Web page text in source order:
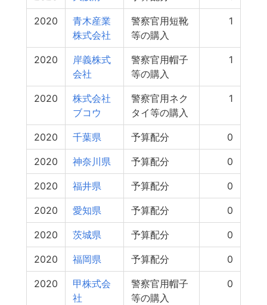
2020
青木産業
株式会社
警察官用短靴
等の購入
1
2020
岸義株式
会社
警察官用帽子
等の購入
1
2020
株式会社
ブコウ
警察官用ネク
タイ等の購入
1
2020 千葉県 予算配分 0
2020 神奈川県 予算配分 0
2020 福井県 予算配分 0
2020 愛知県 予算配分 0
2020 茨城県 予算配分 0
2020 福岡県 予算配分 0
2020
甲株式会
社
警察官用帽子
等の購入
0